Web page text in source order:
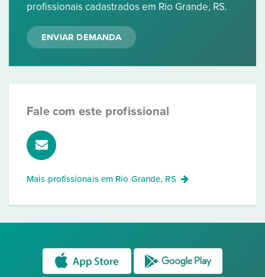
profissionais cadastrados em Rio Grande, RS.
ENVIAR DEMANDA
Fale com este profissional
Mais profissionais em Rio Grande, RS